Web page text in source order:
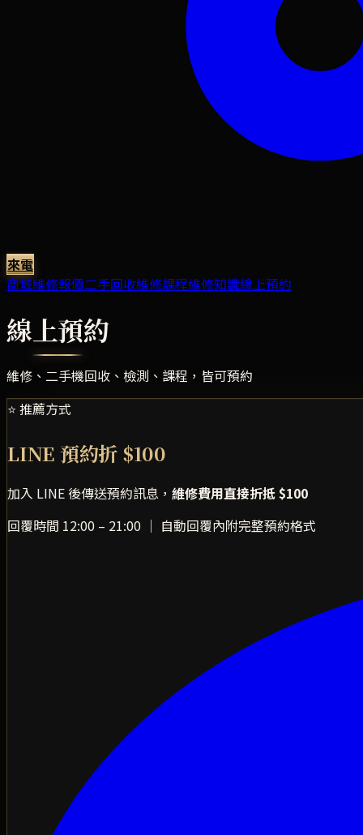
來電
商城維修報價二手回收維修課程維修知識線上預約
線上預約
維修、二手機回收、檢測、課程，皆可預約
⭐ 推薦方式
LINE 預約折 $100
加入 LINE 後傳送預約訊息， 維修費用直接折抵 $100
回覆時間 12:00 – 21:00 ｜ 自動回覆內附完整預約格式